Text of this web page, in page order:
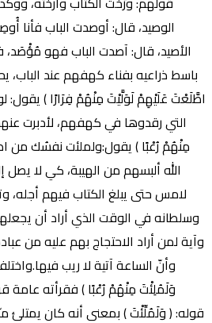
الوصيد، قال: أوصدت الباب فأنا
الأصيد، قال: آصدت الباب فهو
باسط ذراعيه بفناء كهفهم عند الباب،
اطَّلَعْتَ عَلَيْهِمْ لَوَلَّيْتَ مِنْهُمْ فِرَارًا )
التي رقدوها في كهفهم، لأدبرت
مِنْهُمْ رُعْبًا ) يقول:ولملئت نفسُك من
الله ألبسهم من الهيبة، كي لا
لامس حتى يبلغ الكتاب فيهم
وسلطانه في الوقت الذي أراد أن
وآية لمن أراد الاحتجاج بهم عليه من
وأنّ الساعة آتية لا ريب
وَلَمُلِئْتَ مِنْهُمْ رُعْبًا ) فقرأته عامة
قوله: ( وَلَمُلِّئْتَ ) بمعنى أنه كان يمتلئ